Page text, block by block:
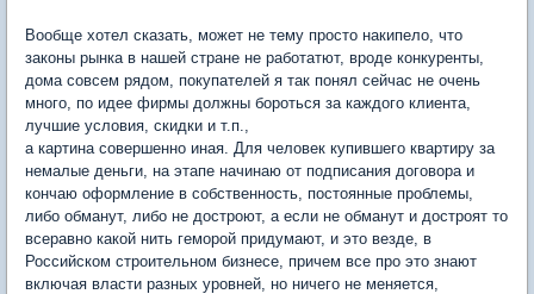
Вообще хотел сказать, может не тему просто накипело, что
законы рынка в нашей стране не работатют, вроде конкуренты,
дома совсем рядом, покупателей я так понял сейчас не очень
много, по идее фирмы должны бороться за каждого клиента,
лучшие условия, скидки и т.п.,
а картина совершенно иная. Для человек купившего квартиру за
немалые деньги, на этапе начинаю от подписания договора и
кончаю оформление в собственность, постоянные проблемы,
либо обманут, либо не достроют, а если не обманут и достроят то
всеравно какой нить геморой придумают, и это везде, в
Российском строительном бизнесе, причем все про это знают
включая власти разных уровней, но ничего не меняется,